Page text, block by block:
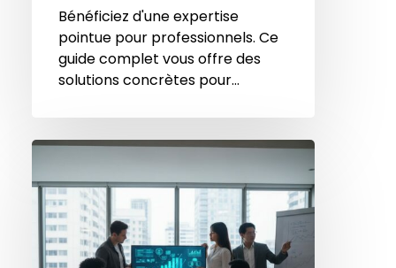
Bénéficiez d'une expertise
pointue pour professionnels. Ce
guide complet vous offre des
solutions concrètes pour…
Logiciel
gestion
d’équipes
de
sécurité